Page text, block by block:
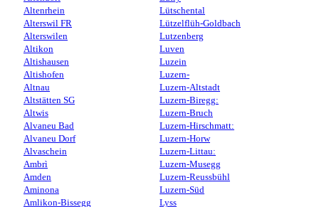
Altenrhein
Alterswil FR
Alterswilen
Altikon
Altishausen
Altishofen
Altnau
Altstätten SG
Altwis
Alvaneu Bad
Alvaneu Dorf
Alvaschein
Ambrì
Amden
Aminona
Amlikon-Bissegg
Lütschental
Lützelflüh-Goldbach
Lutzenberg
Luven
Luzein
Luzern-
Luzern-Altstadt
Luzern-Biregg:
Luzern-Bruch
Luzern-Hirschmatt:
Luzern-Horw
Luzern-Littau:
Luzern-Musegg
Luzern-Reussbühl
Luzern-Süd
Lyss